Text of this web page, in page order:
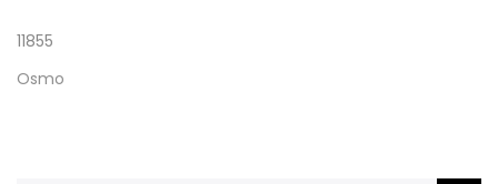
11855
Osmo